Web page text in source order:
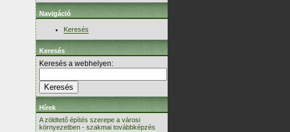
Navigáció
Keresés
Keresés
Keresés a webhelyen:
Hírek
A zöldtető építés szerepe a városi
környezetben - szakmai továbbképzés